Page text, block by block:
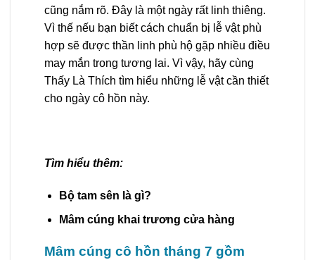
cũng nắm rõ. Đây là một ngày rất linh thiêng.
Vì thế nếu bạn biết cách chuẩn bị lễ vật phù
hợp sẽ được thần linh phù hộ gặp nhiều điều
may mắn trong tương lai. Vì vậy, hãy cùng
Thấy Là Thích tìm hiểu những lễ vật cần thiết
cho ngày cô hồn này.
Tìm hiểu thêm:
Bộ tam sên là gì?
Mâm cúng khai trương cửa hàng
Mâm cúng cô hồn tháng 7 gồm